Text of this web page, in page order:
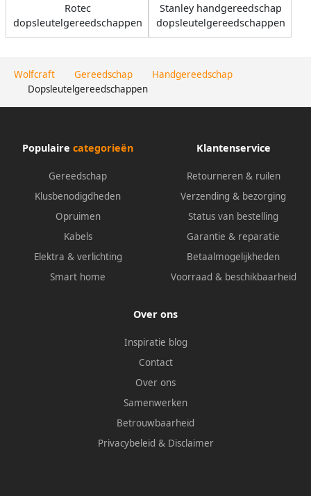
Wolfcraft Gereedschap
Handgereedschap
Dopsleutelgereedschappen
Rotec
dopsleutelgereedschappen
Stanley handgereedschap
dopsleutelgereedschappen
Populaire categorieën
Gereedschap
Klusbenodigdheden
Opruimen
Kabels
Elektra & verlichting
Smart home
Klantenservice
Retourneren & ruilen
Verzending & bezorging
Status van bestelling
Garantie & reparatie
Betaalmogelijkheden
Voorraad & beschikbaarheid
Over ons
Inspiratie blog
Contact
Over ons
Samenwerken
Betrouwbaarheid
Privacybeleid & Disclaimer